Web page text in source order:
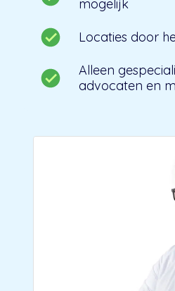
mogelijk
Locaties door
Alleen
advocaten en